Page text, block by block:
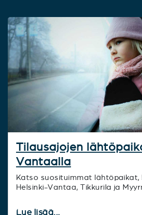
Tilausajojen
Vantaalla
Katso suosituimmat lähtöpaikat,
Helsinki-Vantaa, Tikkurila ja
Lue lisää...